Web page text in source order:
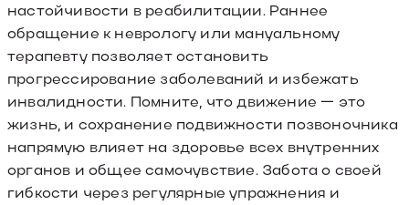
настойчивости в реабилитации. Раннее
обращение к неврологу или мануальному
терапевту позволяет остановить
прогрессирование заболеваний и избежать
инвалидности. Помните, что движение — это
жизнь, и сохранение подвижности позвоночника
напрямую влияет на здоровье всех внутренних
органов и общее самочувствие. Забота о своей
гибкости через регулярные упражнения и